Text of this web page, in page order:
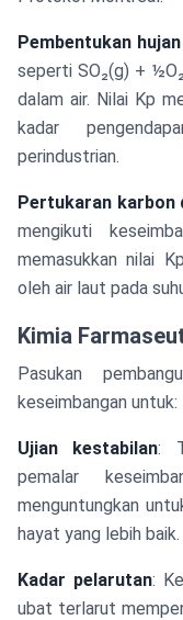
Pembentukan
seperti SO₂(g) +
dalam air. Nilai Kp
kadar
perindustrian.
Pertukaran karbon
mengikuti
memasukkan nilai
oleh air laut pada
Kimia
Pasukan
keseimbangan untuk:
Ujian kestabilan:
pemalar
menguntungkan
hayat yang lebih baik.
Kadar pelarutan:
ubat terlarut